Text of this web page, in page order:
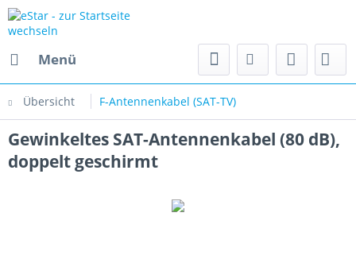
Menü
Übersicht F-Antennenkabel (SAT-TV)
Gewinkeltes SAT-Antennenkabel (80 dB),
doppelt geschirmt